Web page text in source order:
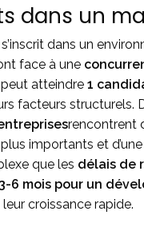
dans un
dans un
face à une
atteindre 1
facteurs structurels.
rencontrent
importants et
que les délais de
3-6 mois pour un
croissance rapide.